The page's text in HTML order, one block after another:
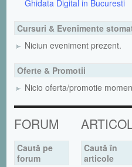
Ghidata Digital in Bucuresti
Cursuri & Evenimente
Niciun eveniment prezent.
Oferte & Promotii
Nicio oferta/promotie
FORUM
Caută pe
forum
Caută în
articole